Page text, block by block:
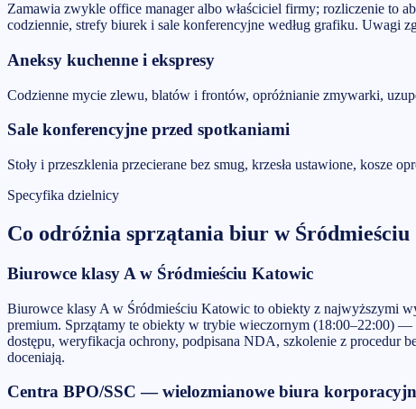
Zamawia zwykle office manager albo właściciel firmy; rozliczenie to
codziennie, strefy biurek i sale konferencyjne według grafiku. Uwagi
Aneksy kuchenne i ekspresy
Codzienne mycie zlewu, blatów i frontów, opróżnianie zmywarki,
Sale konferencyjne przed spotkaniami
Stoły i przeszklenia przecierane bez smug, krzesła ustawione, kosze
Specyfika dzielnicy
Co odróżnia sprzątania biur w Śródmieściu
Biurowce klasy A w Śródmieściu Katowic
Biurowce klasy A w Śródmieściu Katowic to obiekty z najwyższymi
premium. Sprzątamy te obiekty w trybie wieczornym (18:00–22:00) —
dostępu, weryfikacja ochrony, podpisana NDA, szkolenie z procedur
doceniają.
Centra BPO/SSC — wielozmianowe biura